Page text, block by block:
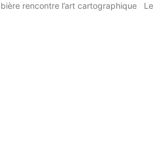
rencontre l’art cartographique Le